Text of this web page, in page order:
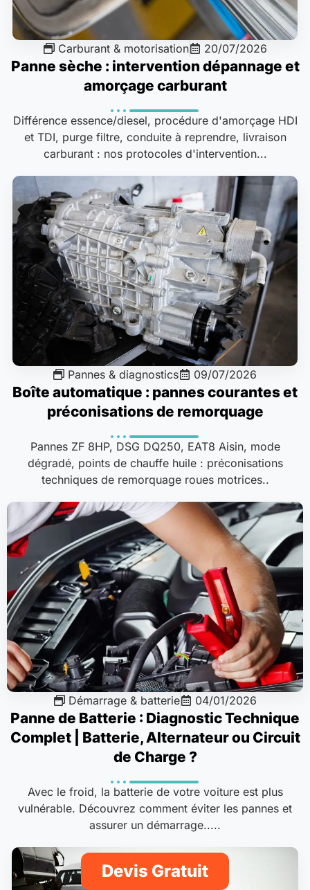
Carburant & motorisation 20/07/2026
Panne sèche : intervention dépannage et
amorçage carburant
Différence essence/diesel, procédure d'amorçage HDI
et TDI, purge filtre, conduite à reprendre, livraison
carburant : nos protocoles d'intervention...
Pannes & diagnostics 09/07/2026
Boîte automatique : pannes courantes et
préconisations de remorquage
Pannes ZF 8HP, DSG DQ250, EAT8 Aisin, mode
dégradé, points de chauffe huile : préconisations
techniques de remorquage roues motrices..
Démarrage & batterie 04/01/2026
Panne de Batterie : Diagnostic Technique
Complet | Batterie, Alternateur ou Circuit
de Charge ?
Avec le froid, la batterie de votre voiture est plus
vulnérable. Découvrez comment éviter les pannes et
assurer un démarrage.....
Devis Gratuit